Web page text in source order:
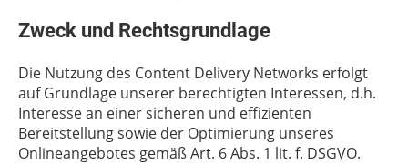
Zweck und Rechtsgrundlage
Die Nutzung des Content Delivery Networks erfolgt
auf Grundlage unserer berechtigten Interessen, d.h.
Interesse an einer sicheren und effizienten
Bereitstellung sowie der Optimierung unseres
Onlineangebotes gemäß Art. 6 Abs. 1 lit. f. DSGVO.